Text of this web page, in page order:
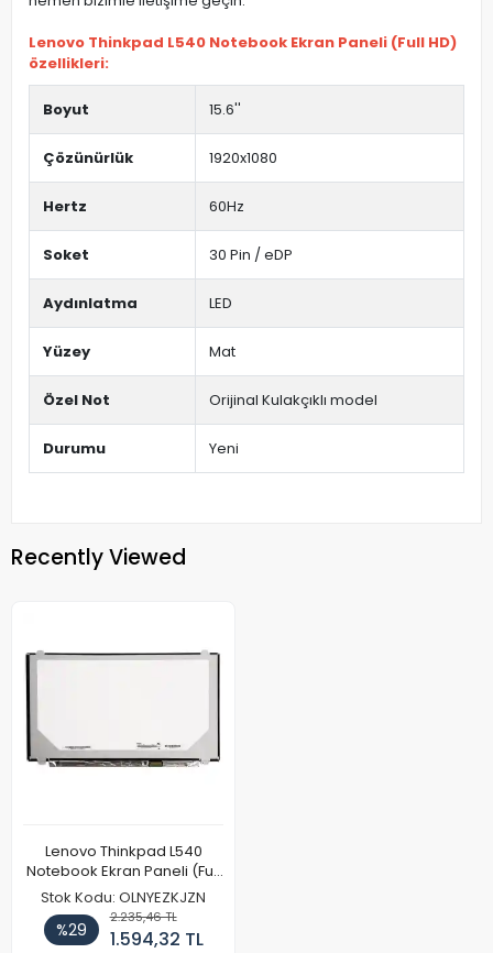
Lenovo Thinkpad L540 Notebook Ekran Paneli (Full HD)
özellikleri:
Boyut 15.6''
Çözünürlük 1920x1080
Hertz 60Hz
Soket 30 Pin / eDP
Aydınlatma LED
Yüzey Mat
Özel Not Orijinal Kulakçıklı model
Durumu Yeni
Recently Viewed
Lenovo Thinkpad L540
Notebook Ekran Paneli (Full
HD)
Stok Kodu: OLNYEZKJZN
%29
2.235,46 TL
1.594,32 TL